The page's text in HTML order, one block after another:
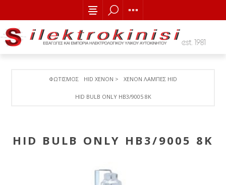
ΦΩΤΙΣΜΟΣ HID XENON > XENON ΛΑΜΠΕΣ HID
HID BULB ONLY HB3/9005 8K
HID BULB ONLY HB3/9005 8K